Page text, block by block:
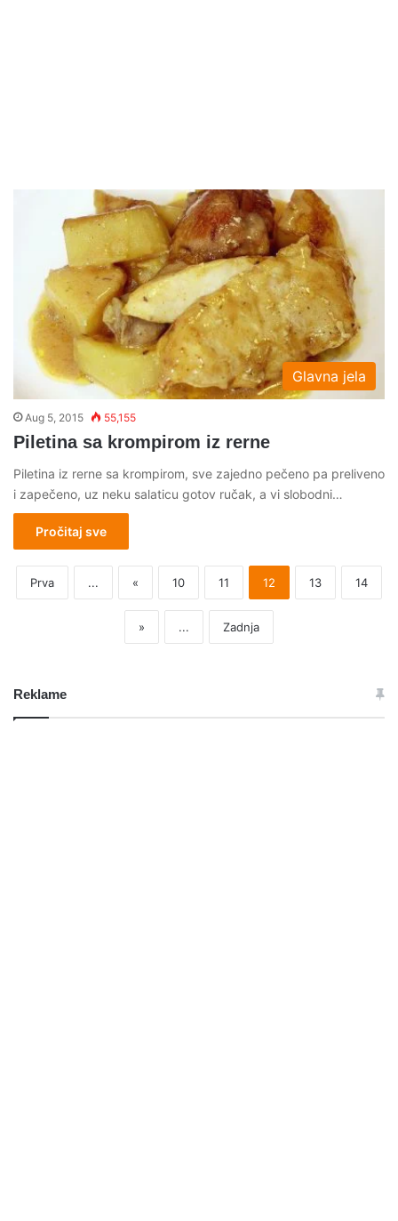
Glavna jela
Aug 5, 2015 55,155
Piletina sa krompirom iz rerne
Piletina iz rerne sa krompirom, sve zajedno pečeno pa preliveno
i zapečeno, uz neku salaticu gotov ručak, a vi slobodni…
Pročitaj sve
Prva ... « 10 11 12 13 14
» ... Zadnja
Reklame